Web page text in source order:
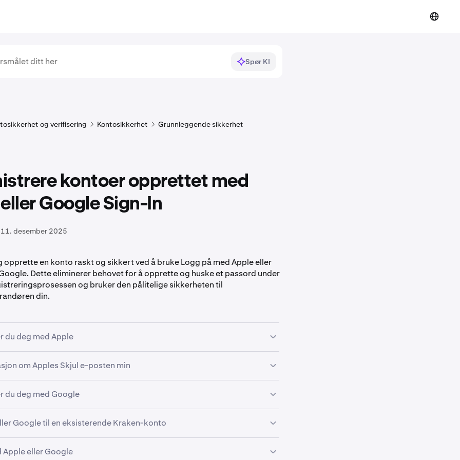
Spør KI
og verifisering Kontosikkerhet Grunnleggende sikkerhet
kontoer opprettet med
Google Sign-In
11. desember 2025
opprette en konto raskt og sikkert ved å bruke Logg på med Apple eller
Dette eliminerer behovet for å opprette og huske et passord under
og bruker den pålitelige sikkerheten til
din.
du deg med Apple
registreringssideeller i appen.
om Apples Skjul e-posten min
Skjul e-posten min, må du sørge for å hvitliste din Apple-videresendings-e-
som ikke er et Kraken-domene.
du deg med Google
registreringssideeller i appen.
Google til en eksisterende Kraken-konto
en identitetsleverandør (Apple eller Google) til en eksisterende
Apple eller Google